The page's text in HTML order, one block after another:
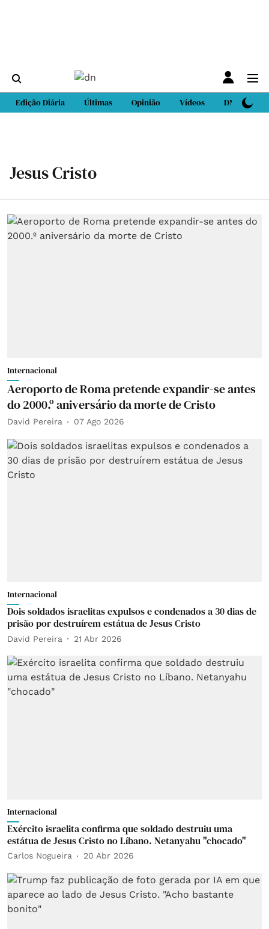
Edição Diária Últimas Opinião Vídeos DN Sport
Jesus Cristo
Internacional
Aeroporto de Roma pretende expandir-se antes
do 2000.º aniversário da morte de Cristo
David Pereira 07 Ago 2026
Internacional
Dois soldados israelitas expulsos e condenados a 30 dias de
prisão por destruírem estátua de Jesus Cristo
David Pereira 21 Abr 2026
Internacional
Exército israelita confirma que soldado destruiu uma
estátua de Jesus Cristo no Líbano. Netanyahu "chocado"
Carlos Nogueira 20 Abr 2026